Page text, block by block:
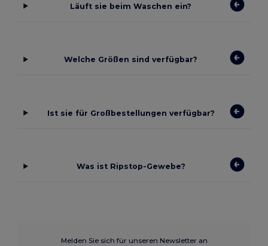
Läuft sie beim Waschen ein?
Welche Größen sind verfügbar?
Ist sie für Großbestellungen verfügbar?
Was ist Ripstop-Gewebe?
Melden Sie sich für unseren Newsletter an